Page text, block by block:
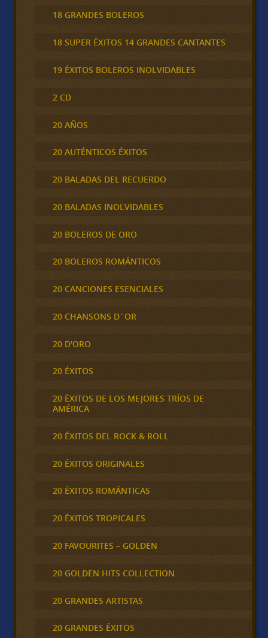
18 GRANDES BOLEROS
18 SUPER ÉXITOS 14 GRANDES CANTANTES
19 ÉXITOS BOLEROS INOLVIDABLES
2 CD
20 AÑOS
20 AUTÉNTICOS ÉXITOS
20 BALADAS DEL RECUERDO
20 BALADAS INOLVIDABLES
20 BOLEROS DE ORO
20 BOLEROS ROMÁNTICOS
20 CANCIONES ESENCIALES
20 CHANSONS D´OR
20 D'ORO
20 ÉXITOS
20 ÉXITOS DE LOS MEJORES TRÍOS DE
AMÉRICA
20 ÉXITOS DEL ROCK & ROLL
20 ÉXITOS ORIGINALES
20 ÉXITOS ROMÁNTICAS
20 ÉXITOS TROPICALES
20 FAVOURITES – GOLDEN
20 GOLDEN HITS COLLECTION
20 GRANDES ARTISTAS
20 GRANDES ÉXITOS